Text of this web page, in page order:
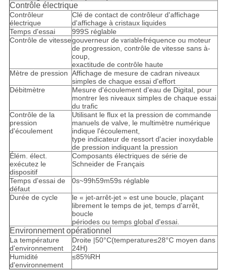
Contrôle électrique
Contrôleur
électrique
Clé de contact de contrôleur d'affichage
d'affichage à cristaux liquides
Temps d'essai
999S réglable
Contrôle de vitessegouverneur de variable-fréquence ou moteur
de progression, contrôle de vitesse sans à-
coup,
exactitude de contrôle haute
Mètre de pression Affichage de mesure de cadran niveaux
simples de chaque essai d'effort
Débitmètre
Mesure d'écoulement d'eau de Digital, pour
montrer les niveaux simples de chaque essai
du trafic
Contrôle de la
pression
d'écoulement
Utilisant le flux et la pression de commande
manuels de valve, le multimètre numérique
indique l'écoulement,
type indicateur de ressort d'acier inoxydable
de pression indiquant la pression
Élém. élect.
exécutez le
dispositif
Composants électriques de série de
Schneider de Français
Temps d'essai de
défaut
0s~99h59m59sréglable
Durée de cycle le « jet-arrêt-jet » est une boucle, plaçant
librement le temps de jet, temps d'arrêt,
boucle
périodes ou temps global d'essai.
Environnement opérationnel
La température
d'environnement
Droite |50°C(temperature≤28°C moyen dans
24H)
Humidité
d'environnement
≤85%RH